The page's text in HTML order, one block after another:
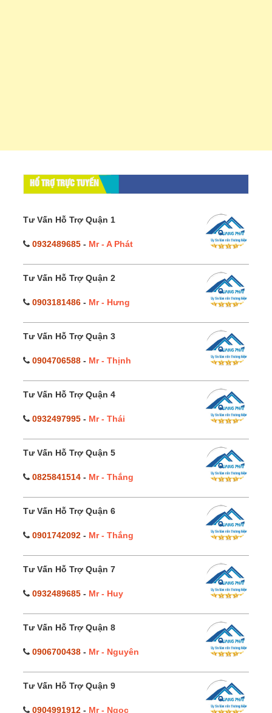
HỔ TRỢ TRỰC TUYẾN
Tư Vấn Hỗ Trợ Quận 1
0932489685 - Mr - A Phát
Tư Vấn Hỗ Trợ Quận 2
0903181486 - Mr - Hưng
Tư Vấn Hỗ Trợ Quận 3
0904706588 - Mr - Thịnh
Tư Vấn Hỗ Trợ Quận 4
0932497995 - Mr - Thái
Tư Vấn Hỗ Trợ Quận 5
0825841514 - Mr - Thắng
Tư Vấn Hỗ Trợ Quận 6
0901742092 - Mr - Thắng
Tư Vấn Hỗ Trợ Quận 7
0932489685 - Mr - Huy
Tư Vấn Hỗ Trợ Quận 8
0906700438 - Mr - Nguyên
Tư Vấn Hỗ Trợ Quận 9
0904991912 - Mr - Ngọc